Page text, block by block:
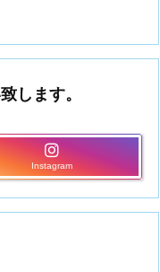
します。
Instagram